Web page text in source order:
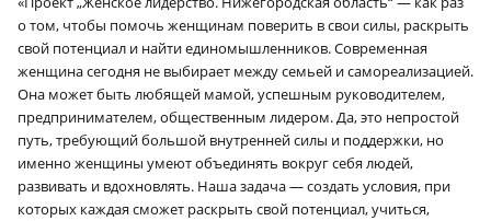
о том, чтобы помочь женщинам поверить в свои силы, раскрыть
свой потенциал и найти единомышленников. Современная
женщина сегодня не выбирает между семьей и самореализацией.
Она может быть любящей мамой, успешным руководителем,
предпринимателем, общественным лидером. Да, это непростой
путь, требующий большой внутренней силы и поддержки, но
именно женщины умеют объединять вокруг себя людей,
развивать и вдохновлять. Наша задача — создать условия, при
которых каждая сможет раскрыть свой потенциал, учиться,